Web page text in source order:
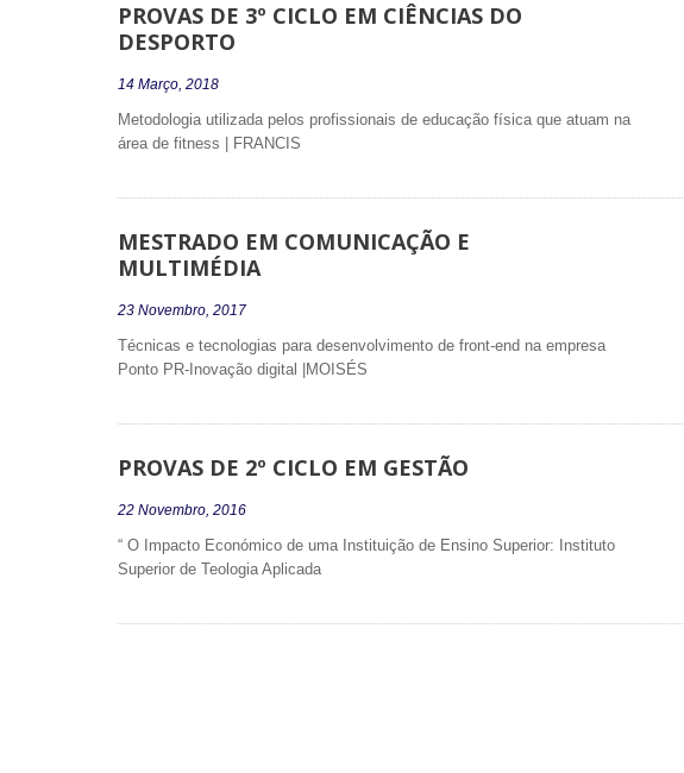
PROVAS DE 3º CICLO EM CIÊNCIAS DO
DESPORTO
14 Março, 2018
Metodologia utilizada pelos profissionais de educação física que atuam na
área de fitness | FRANCIS
MESTRADO EM COMUNICAÇÃO E
MULTIMÉDIA
23 Novembro, 2017
Técnicas e tecnologias para desenvolvimento de front-end na empresa
Ponto PR-Inovação digital |MOISÉS
PROVAS DE 2º CICLO EM GESTÃO
22 Novembro, 2016
“ O Impacto Económico de uma Instituição de Ensino Superior: Instituto
Superior de Teologia Aplicada